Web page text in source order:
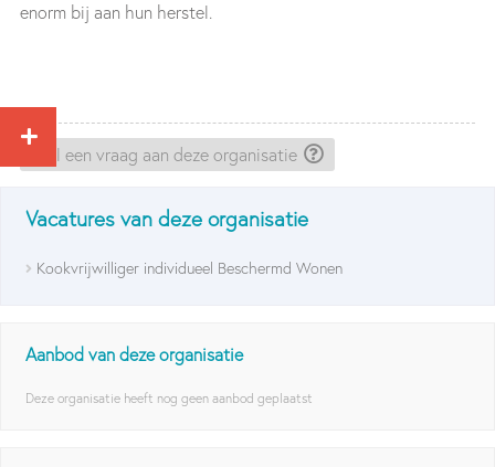
enorm bij aan hun herstel.
Stel een vraag aan deze organisatie
Vacatures van deze organisatie
Kookvrijwilliger individueel Beschermd Wonen
Aanbod van deze organisatie
Deze organisatie heeft nog geen aanbod geplaatst